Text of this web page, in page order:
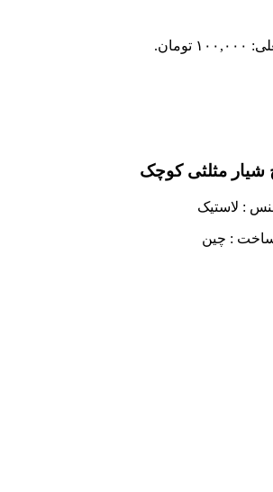
تومان.
شیار مثلثی کوچک
: لاستیک
: چین